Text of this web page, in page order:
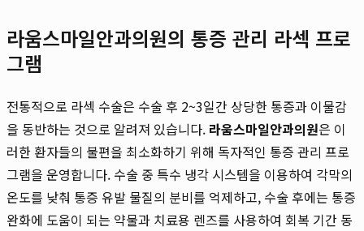
라움스마일안과의원의 통증 관리 라섹 프로
그램
전통적으로 라섹 수술은 수술 후 2~3일간 상당한 통증과 이물감
을 동반하는 것으로 알려져 있습니다. 라움스마일안과의원은 이
러한 환자들의 불편을 최소화하기 위해 독자적인 통증 관리 프로
그램을 운영합니다. 수술 중 특수 냉각 시스템을 이용하여 각막의
온도를 낮춰 통증 유발 물질의 분비를 억제하고, 수술 후에는 통증
완화에 도움이 되는 약물과 치료용 렌즈를 사용하여 회복 기간 동